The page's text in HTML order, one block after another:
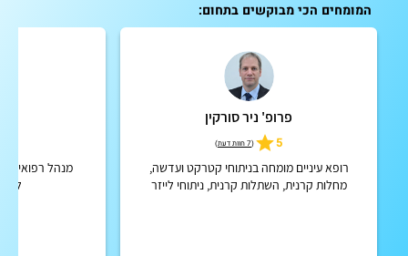
המומחים הכי מבוקשים בתחום:
פרופ' ניר סורקין
5
(7 חוות דעת )
רופא עיניים מומחה בניתוחי קטרקט ועדשה,
מחלות קרנית, השתלות קרנית, ניתוחי לייזר
מנהל רפואי